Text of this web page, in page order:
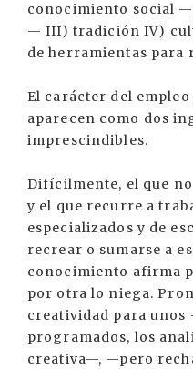
conocimiento social
— III) tradición IV)
de herramientas para
El carácter del
aparecen como dos
imprescindibles.
Difícilmente, el que
y el que recurre a
especializados y de
recrear o sumarse a
conocimiento afirma
por otra lo niega.
creatividad para
programados, los
creativa—, —pero